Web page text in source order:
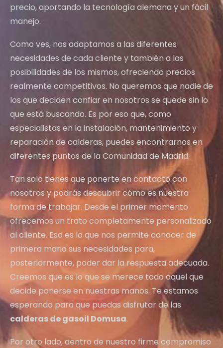
precio, aportando la tecnología alemana y un fácil
manejo.
Como ves, nos adaptamos a las diferentes
necesidades de cada cliente y también a las
posibilidades de los mismos, ofreciendo precios
realmente competitivos. No queremos que nadie de
los que deciden confiar en nosotros se quede sin lo
que está buscando. Es por eso que, como
especialistas en la instalación, mantenimiento y
reparación de calderas, puedes encontrarnos en
diferentes puntos de la Comunidad de Madrid.
Tan solo tienes que ponerte en contacto con
nosotros y podrás descubrir cómo es nuestra
forma de trabajar. Desde el primer momento
ofrecemos un trato completamente personalizado
al cliente. Eso es lo que nos permite conocer de
primera mano sus necesidades para,
posteriormente, poder dar la respuesta adecuada.
Creemos que es lo que se merece todo aquel que
decide ponerse en nuestras manos. Te estamos
esperando para que puedas disfrutar de las
calderas de gasoil Domusa.
Por otro lado, dentro de nuestro firme compromiso